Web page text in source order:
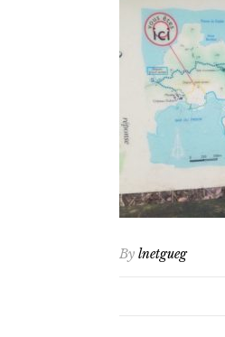
By lnetgueg